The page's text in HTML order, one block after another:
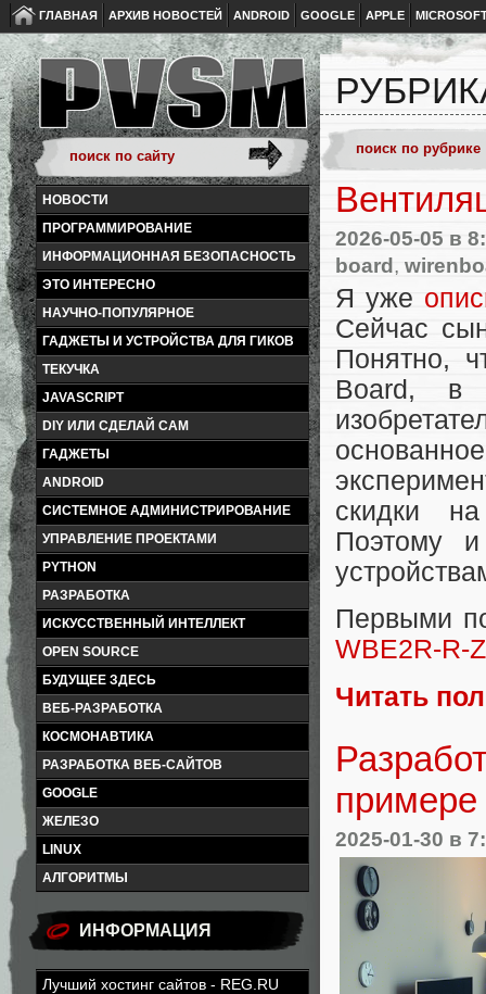
ГЛАВНАЯ АРХИВ НОВОСТЕЙ ANDROID GOOGLE APPLE
НОВОСТИ
ПРОГРАММИРОВАНИЕ
ИНФОРМАЦИОННАЯ БЕЗОПАСНОСТЬ
ЭТО ИНТЕРЕСНО
НАУЧНО-ПОПУЛЯРНОЕ
ГАДЖЕТЫ И УСТРОЙСТВА ДЛЯ ГИКОВ
ТЕКУЧКА
JAVASCRIPT
DIY ИЛИ СДЕЛАЙ САМ
ГАДЖЕТЫ
ANDROID
СИСТЕМНОЕ АДМИНИСТРИРОВАНИЕ
УПРАВЛЕНИЕ ПРОЕКТАМИ
PYTHON
РАЗРАБОТКА
ИСКУССТВЕННЫЙ ИНТЕЛЛЕКТ
OPEN SOURCE
БУДУЩЕЕ ЗДЕСЬ
ВЕБ-РАЗРАБОТКА
КОСМОНАВТИКА
РАЗРАБОТКА ВЕБ-САЙТОВ
GOOGLE
ЖЕЛЕЗО
LINUX
АЛГОРИТМЫ
ИНФОРМАЦИЯ
Лучший хостинг сайтов - REG.RU
2026-05-05 в
board,
Я уже
Сейчас
Понятно,
Board, в
скидки
Поэтому и
Первыми
WBE2R-R-
Читать
примере
2025-01-30 в